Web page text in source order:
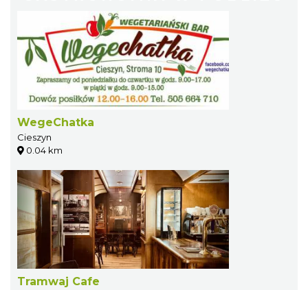
WegeChatka
Cieszyn
0.04 km
Tramwaj Cafe